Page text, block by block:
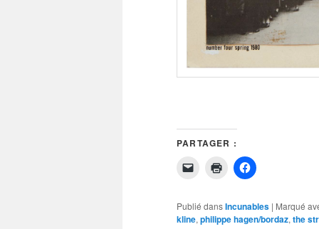
PARTAGER :
Cliquer
pour
lien
par
e-
Cliquer
pour
une
nouvelle
fenêtre)
Cliquez
pour
dans
une
Publié dansIncunables | Marqué
kline, philippe hagen/bordaz, the